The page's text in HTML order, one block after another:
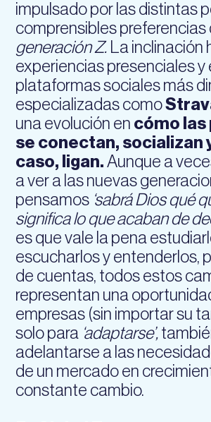
impulsado por las distintas
comprensibles preferencias
generación Z. La inclinación
experiencias presenciales y
plataformas sociales más
especializadas como
una evolución en cómo las
se conectan, socializan
caso, ligan. Aunque a
a ver a las nuevas
pensamos ‘sabrá Dios qué
significa lo que acaban de
es que vale la pena
escucharlos y entenderlos,
de cuentas, todos estos
representan una
empresas (sin importar su
solo para ‘adaptarse’,
adelantarse a las
de un mercado en
constante cambio.